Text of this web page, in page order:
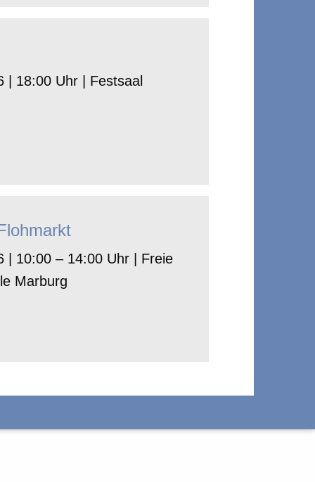
| 18:00 Uhr | Festsaal
| 10:00 – 14:00 Uhr | Freie
Marburg